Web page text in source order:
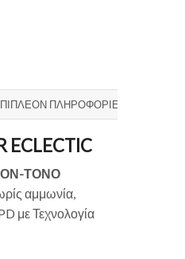
ΠΛΗΡΟΦΟΡΊΕΣ
ECLECTIC
ΤΟΝΟ
αμμωνία,
με Τεχνολογία